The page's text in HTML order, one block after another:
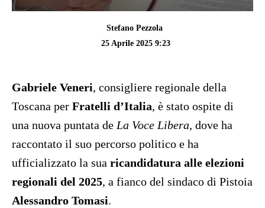
Stefano Pezzola
25 Aprile 2025 9:23
Gabriele Veneri, consigliere regionale della
Toscana per Fratelli d’Italia, è stato ospite di
una nuova puntata de La Voce Libera, dove ha
raccontato il suo percorso politico e ha
ufficializzato la sua ricandidatura alle elezioni
regionali del 2025, a fianco del sindaco di Pistoia
Alessandro Tomasi.